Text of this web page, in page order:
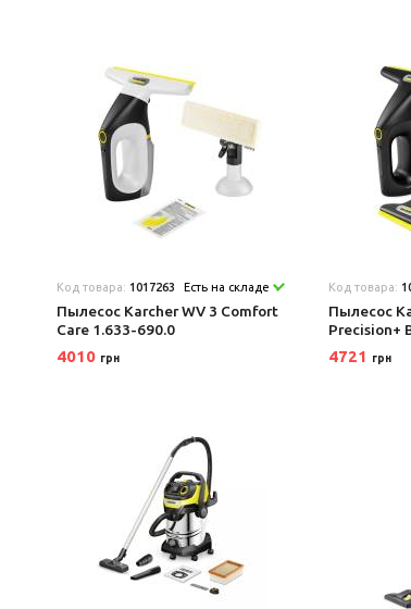
Код товара: 1017263 Есть на складе
Пылесос Karcher WV 3 Comfort
Care 1.633-690.0
4010 грн
Код товара:
Пылесос
Precision+
4721 грн